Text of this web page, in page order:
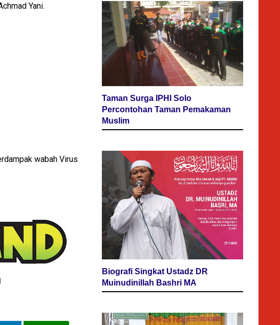
Yani.
wabah Virus
Taman Surga IPHI Solo
Percontohan Taman Pemakaman
Muslim
Biografi Singkat Ustadz DR
Muinudinillah Bashri MA